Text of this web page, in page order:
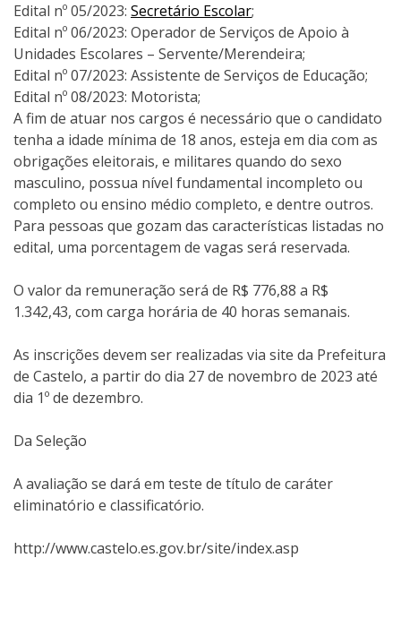
Edital nº 05/2023: Secretário Escolar;
Edital nº 06/2023: Operador de Serviços de Apoio à
Unidades Escolares – Servente/Merendeira;
Edital nº 07/2023: Assistente de Serviços de Educação;
Edital nº 08/2023: Motorista;
A fim de atuar nos cargos é necessário que o candidato
tenha a idade mínima de 18 anos, esteja em dia com as
obrigações eleitorais, e militares quando do sexo
masculino, possua nível fundamental incompleto ou
completo ou ensino médio completo, e dentre outros.
Para pessoas que gozam das características listadas no
edital, uma porcentagem de vagas será reservada.
O valor da remuneração será de R$ 776,88 a R$
1.342,43, com carga horária de 40 horas semanais.
As inscrições devem ser realizadas via site da Prefeitura
de Castelo, a partir do dia 27 de novembro de 2023 até
dia 1º de dezembro.
Da Seleção
A avaliação se dará em teste de título de caráter
eliminatório e classificatório.
http://www.castelo.es.gov.br/site/index.asp